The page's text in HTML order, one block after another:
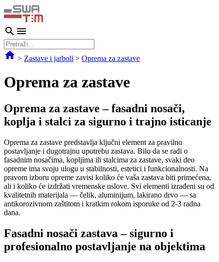
> Zastave i jarboli > Oprema za zastave
Oprema za zastave
Oprema za zastave – fasadni nosači,
koplja i stalci za sigurno i trajno isticanje
Oprema za zastave predstavlja ključni element za pravilno
postavljanje i dugotrajnu upotrebu zastava. Bilo da se radi o
fasadnim nosačima, kopljima ili stalcima za zastave, svaki deo
opreme ima svoju ulogu u stabilnosti, estetici i funkcionalnosti. Na
pravom izboru opreme zavisi koliko će vaša zastava biti primećena,
ali i koliko će izdržati vremenske uslove. Svi elementi izrađeni su od
kvalitetnih materijala — čelik, aluminijum, lakirano drvo — sa
antikorozivnom zaštitom i kratkim rokom isporuke od 2-3 radna
dana.
Fasadni nosači zastava – sigurno i
profesionalno postavljanje na objektima